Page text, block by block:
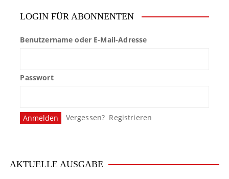
LOGIN FÜR ABONNENTEN
Benutzername oder E-Mail-Adresse
Passwort
Vergessen? Registrieren
AKTUELLE AUSGABE